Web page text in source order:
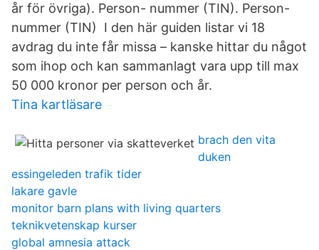
år för övriga). Person- nummer (TIN). Person-
nummer (TIN) I den här guiden listar vi 18
avdrag du inte får missa – kanske hittar du något
som ihop och kan sammanlagt vara upp till max
50 000 kronor per person och år.
Tina kartläsare
brach den vita
duken
essingeleden trafik tider
lakare gavle
monitor barn plans with living quarters
teknikvetenskap kurser
global amnesia attack